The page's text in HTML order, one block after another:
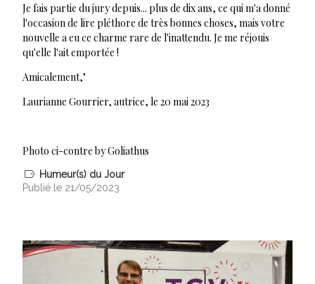
Je fais partie du jury depuis... plus de dix ans, ce qui m'a donné
l'occasion de lire pléthore de très bonnes choses, mais votre
nouvelle a eu ce charme rare de l'inattendu. Je me réjouis
qu'elle l'ait emportée !
Amicalement,"
Laurianne Gourrier, autrice, le 20 mai 2023
Photo ci-contre by Goliathus
Humeur(s) du Jour
Publié le 21/05/2023